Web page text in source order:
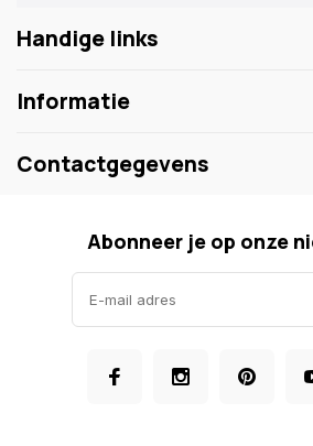
Handige links
Informatie
Contactgegevens
Abonneer je op onze